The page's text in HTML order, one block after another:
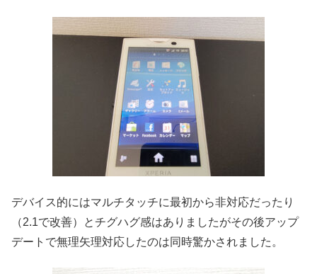
デバイス的にはマルチタッチに最初から非対応だったり
（2.1で改善）とチグハグ感はありましたがその後アップ
デートで無理矢理対応したのは同時驚かされました。